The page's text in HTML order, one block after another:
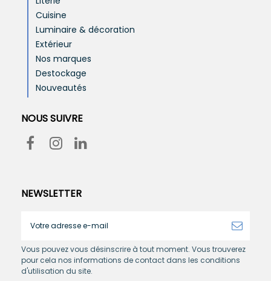
Cuisine
Luminaire & décoration
Extérieur
Nos marques
Destockage
Nouveautés
NOUS SUIVRE
NEWSLETTER
Vous pouvez vous désinscrire à tout moment. Vous trouverez
pour cela nos informations de contact dans les conditions
d'utilisation du site.